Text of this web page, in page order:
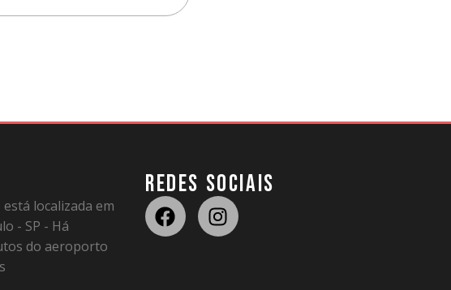
está localizada em
- SP - Há
do aeroporto
REDES SOCIAIS